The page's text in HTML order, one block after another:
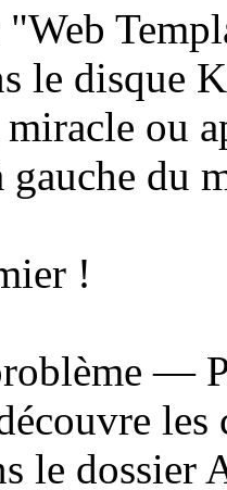
le disque
ou
gauche du
!
—
les
le dossier